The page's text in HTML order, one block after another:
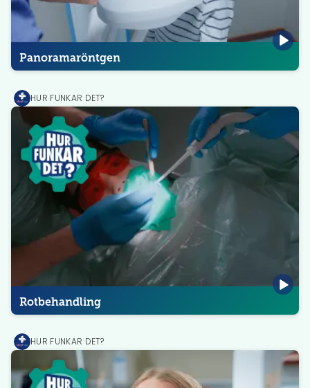
Panoramaröntgen
MediPrep
HUR FUNKAR DET?
Rotbehandling
MediPrep
HUR FUNKAR DET?